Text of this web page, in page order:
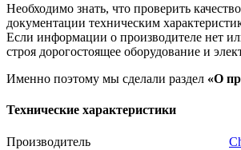
Необходимо знать, что проверить
документации техническим
Если информации о производителе нет
строя дорогостоящее оборудование и
Именно поэтому мы сделали раздел «О
Технические характеристики
Производитель